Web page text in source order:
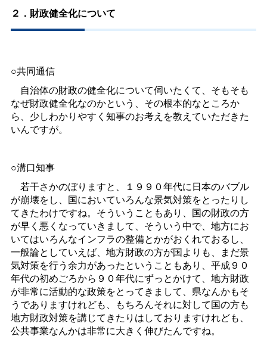
２．財政健全化について
○共同通信
自治体の財政の健全化について伺いたくて、そもそも
なぜ財政健全化なのかという、その根本的なところか
ら、少しわかりやすく知事のお考えを教えていただきた
いんですが。
○溝口知事
若干さかのぼりますと、１９９０年代に日本のバブル
が崩壊をし、国においていろんな景気対策をとったりし
てきたわけですね。そういうこともあり、国の財政の方
が早く悪くなっていきまして、そういう中で、地方にお
いてはいろんなインフラの整備とかがおくれておるし、
一般論としていえば、地方財政の方が国よりも、まだ景
気対策を行う余力があったということもあり、平成９０
年代の初めごろから９０年代にずっとかけて、地方財政
が非常に活動的な政策をとってきまして、県なんかもそ
うでありますけれども、もちろんそれに対して国の方も
地方財政対策を講じてきたりはしておりますけれども、
公共事業なんかは非常に大きく伸びたんですね。